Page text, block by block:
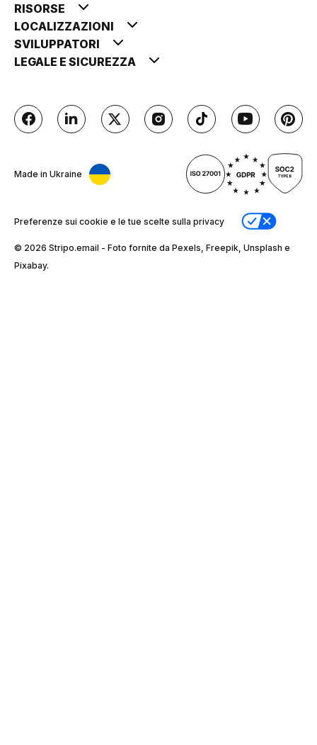
RISORSE
LOCALIZZAZIONI
SVILUPPATORI
LEGALE E SICUREZZA
Made in Ukraine
Preferenze sui cookie e le tue scelte sulla privacy
© 2026 Stripо.email - Foto fornite da Pexels, Freepik, Unsplash e
Pixabay.